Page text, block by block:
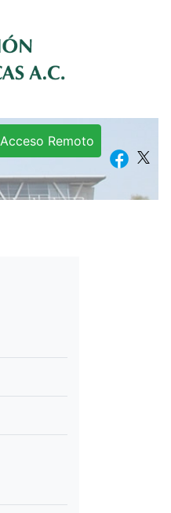
Acceso Remoto